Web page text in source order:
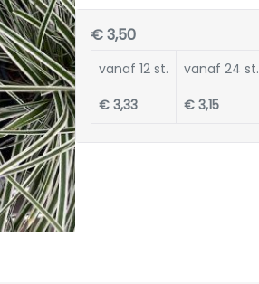
€ 3,50
vanaf 12 st.
€ 3,33
vanaf 24 st.
€ 3,15